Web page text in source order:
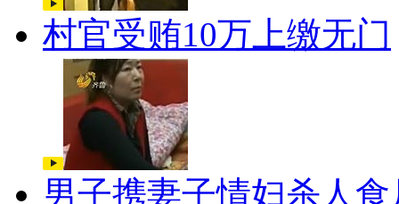
村官受贿10万上缴无门
男子携妻子情妇杀人食